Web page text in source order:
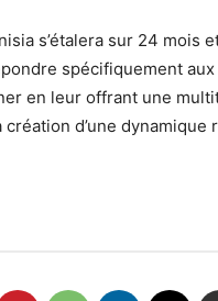
s’étalera sur 24 mois
spécifiquement
en leur offrant une
d’une dynamique